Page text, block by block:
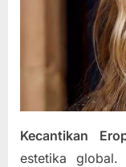
Kecantikan
estetika